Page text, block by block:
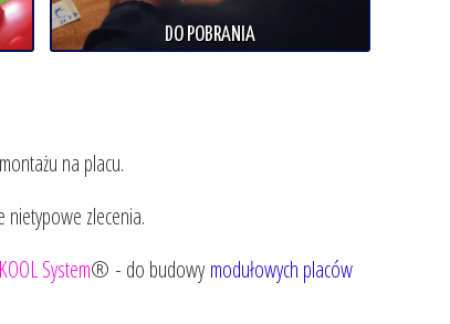
na placu.
nietypowe zlecenia.
KOOL System® - do budowymodułowych placów
DO POBRANIA